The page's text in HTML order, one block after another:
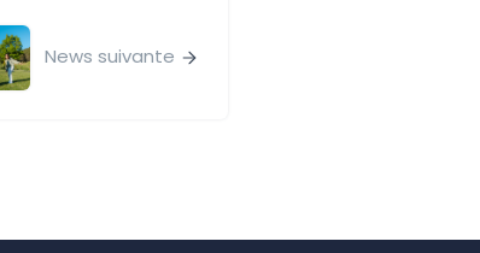
News suivante